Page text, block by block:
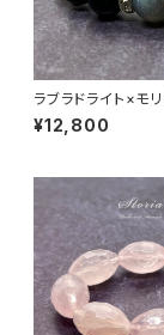
ラブラドライト×モ
ストーン ブレスレット
¥12,800